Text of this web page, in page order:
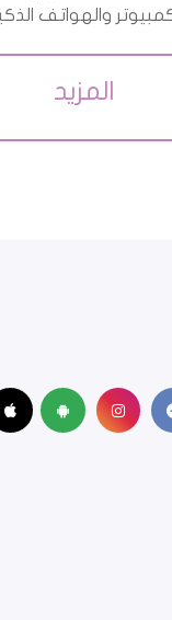
والهواتف
المزيد